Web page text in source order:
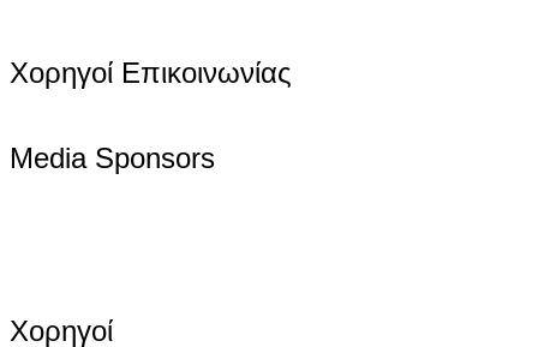
Χορηγοί Επικοινωνίας
Media Sponsors
Χορηγοί